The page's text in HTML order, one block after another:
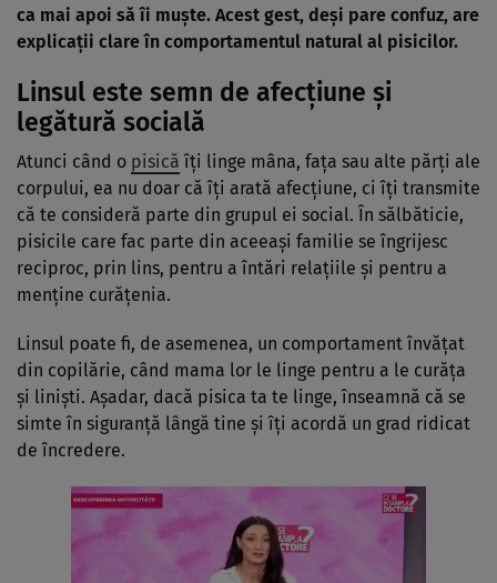
ca mai apoi să îi muște. Acest gest, deși pare confuz, are
explicații clare în comportamentul natural al pisicilor.
Linsul este semn de afecțiune și
legătură socială
Atunci când o pisică îți linge mâna, fața sau alte părți ale
corpului, ea nu doar că îți arată afecțiune, ci îți transmite
că te consideră parte din grupul ei social. În sălbăticie,
pisicile care fac parte din aceeași familie se îngrijesc
reciproc, prin lins, pentru a întări relațiile și pentru a
menține curățenia.
Linsul poate fi, de asemenea, un comportament învățat
din copilărie, când mama lor le linge pentru a le curăța
și liniști. Așadar, dacă pisica ta te linge, înseamnă că se
simte în siguranță lângă tine și îți acordă un grad ridicat
de încredere.